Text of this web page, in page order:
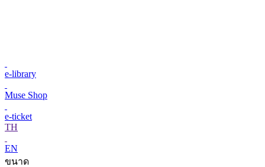
e-library
Muse Shop
e-ticket
TH
EN
ขนาด